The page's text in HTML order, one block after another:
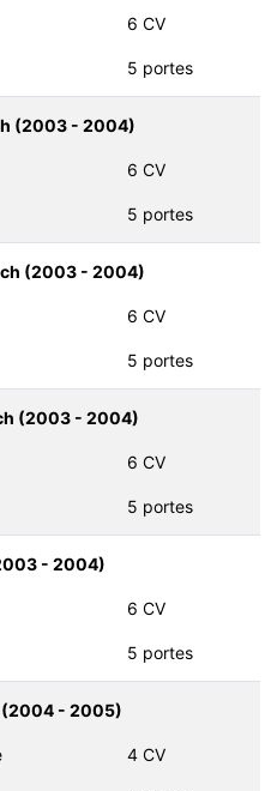
6 CV
5 portes
(2003 - 2004)
6 CV
5 portes
ch (2003 - 2004)
6 CV
5 portes
ch (2003 - 2004)
6 CV
5 portes
- 2004)
6 CV
5 portes
(2004 - 2005)
4 CV